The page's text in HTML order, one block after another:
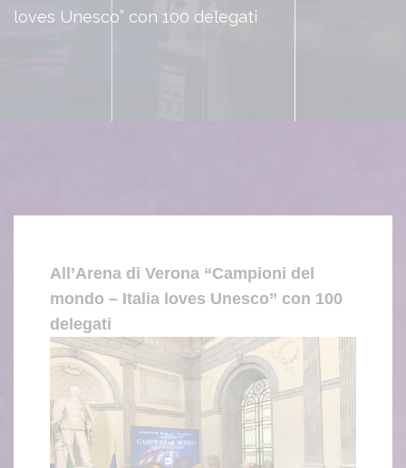
loves Unesco” con 100 delegati
All’Arena di Verona “Campioni del
mondo – Italia loves Unesco” con 100
delegati